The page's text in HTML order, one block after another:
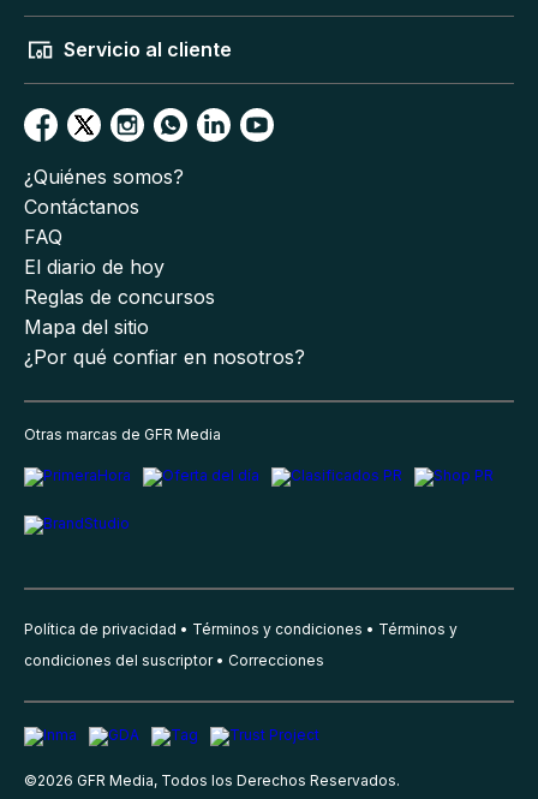
Servicio al cliente
¿Quiénes somos?
Contáctanos
FAQ
El diario de hoy
Reglas de concursos
Mapa del sitio
¿Por qué confiar en nosotros?
Otras marcas de GFR Media
Política de privacidad Términos y condiciones
Términos y
condiciones del suscriptor
Correcciones
©2026 GFR Media, Todos los Derechos Reservados.